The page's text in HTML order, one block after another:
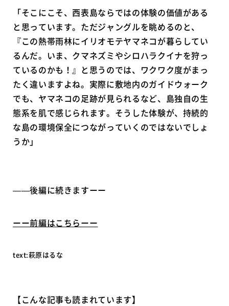
「そこにこそ、西表島ならではの体験の価値がある
と思っています。ただジャングルを眺めるのと、
『この熱帯雨林にイリオモテヤマネコが暮らしてい
るんだ。いま、クマネズミやシロハラクイナを狩っ
ているのかも！』と思うのでは、ワクワク度がまっ
たく違いますよね。実際に敷地内のガイドウォーク
でも、ヤマネコの足跡が見られるなど、島独自の生
態系を肌で感じられます。そうした体験が、持続的
な島の環境保全につながっていくのではないでしょ
うか」
――後編に続きますーー
ーー前編はこちらーー
text:萩原はるな
【こんな記事も読まれています】